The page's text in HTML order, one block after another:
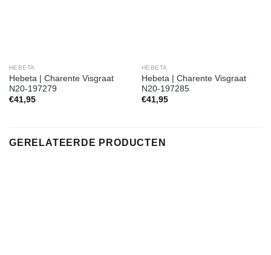
HEBETA
Hebeta | Charente Visgraat
N20-197279
€41,95
HEBETA
Hebeta | Charente Visgraat
N20-197285
€41,95
GERELATEERDE PRODUCTEN